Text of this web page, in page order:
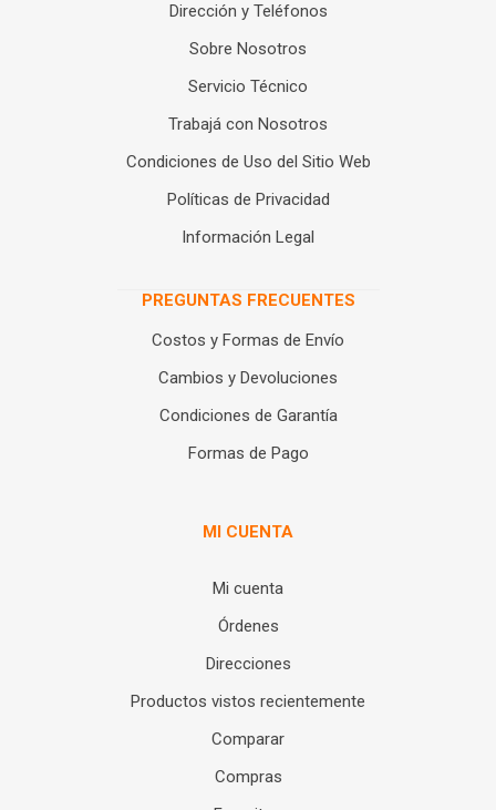
Dirección y Teléfonos
Sobre Nosotros
Servicio Técnico
Trabajá con Nosotros
Condiciones de Uso del Sitio Web
Políticas de Privacidad
Información Legal
PREGUNTAS FRECUENTES
Costos y Formas de Envío
Cambios y Devoluciones
Condiciones de Garantía
Formas de Pago
MI CUENTA
Mi cuenta
Órdenes
Direcciones
Productos vistos recientemente
Comparar
Compras